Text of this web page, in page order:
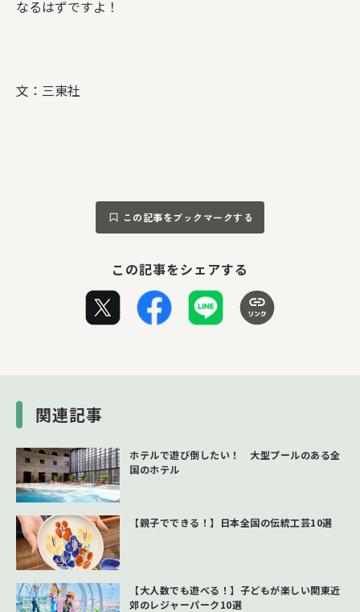
なるはずですよ！
文：三東社
この記事をブックマークする
この記事をシェアする
関連記事
ホテルで遊び倒したい！ 大型プールのある全
国のホテル
【親子でできる！】日本全国の伝統工芸10選
【大人数でも遊べる！】子どもが楽しい関東近
郊のレジャーパーク10選